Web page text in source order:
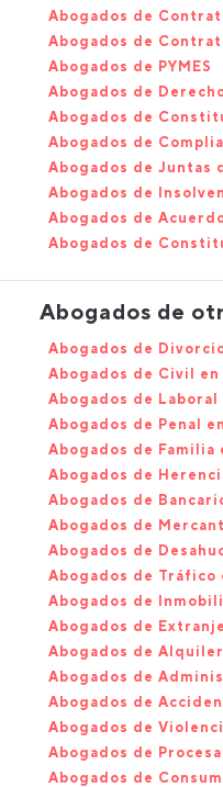
Abogados de
Abogados de
Abogados de PYMES
Abogados de
Abogados de
Abogados de
Abogados de Juntas
Abogados de
Abogados de
Abogados de
Abogados de
Abogados de
Abogados de Civil
Abogados de Laboral
Abogados de Penal
Abogados de Familia
Abogados de
Abogados de
Abogados de
Abogados de
Abogados de Tráfico
Abogados de
Abogados de
Abogados de
Abogados de
Abogados de
Abogados de
Abogados de
Abogados de